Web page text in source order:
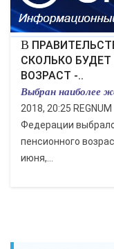
В ПРАВИТЕЛЬСТВЕ ОПРЕДЕЛИЛИСЬ, НА
СКОЛЬКО
ВОЗРАСТ -..
Выбран наиболее
2018, 20:25
Федерации
пенсионного
июня,...